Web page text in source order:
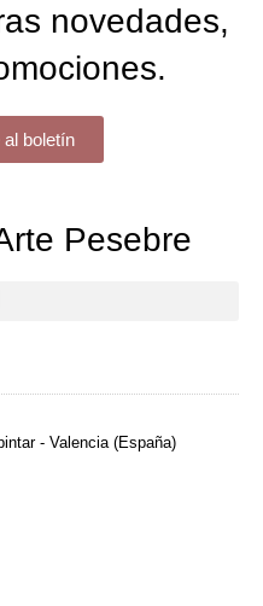
novedades,
boletín
Pesebre
- Valencia (España)